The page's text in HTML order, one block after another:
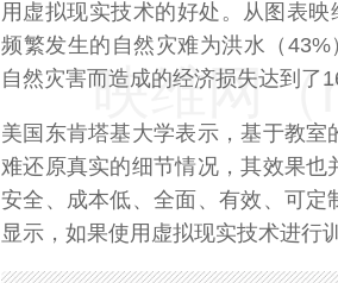
用虚拟现实技术的好处。从图表
频繁发生的自然灾难为洪水（
自然灾害而造成的经济损失达到了
美国东肯塔基大学表示，基于教
难还原真实的细节情况，其效果
安全、成本低、全面、有效、可
显示，如果使用虚拟现实技术进行
映维网（